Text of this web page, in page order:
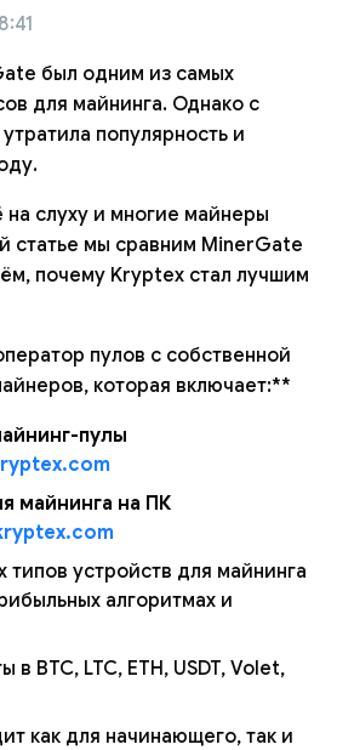
был одним из самых
для майнинга. Однако с
популярность и
слуху и многие майнеры
статье мы сравним MinerGate
почему Kryptex стал лучшим
пулов с собственной
которая включает:**
пулы
майнинга на ПК
устройств для майнинга
алгоритмах и
в BTC, LTC, ETH, USDT, Volet,
как для начинающего, так и